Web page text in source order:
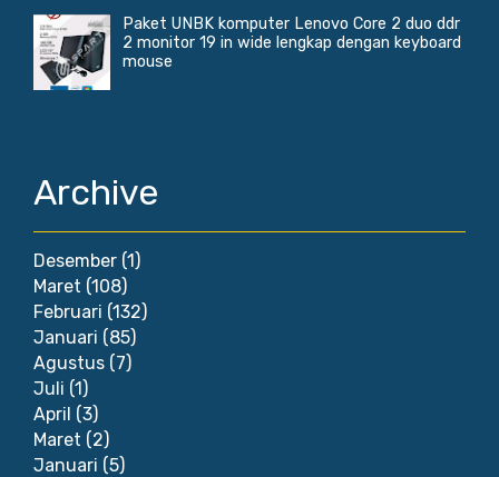
Paket UNBK komputer Lenovo Core 2 duo ddr
2 monitor 19 in wide lengkap dengan keyboard
mouse
Archive
Desember (1)
Maret (108)
Februari (132)
Januari (85)
Agustus (7)
Juli (1)
April (3)
Maret (2)
Januari (5)